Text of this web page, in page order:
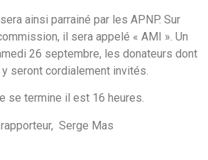
ainsi parrainé par les APNP. Sur
il sera appelé « AMI ». Un
26 septembre, les donateurs dont
seront cordialement invités.
se termine il est 16 heures.
Serge Mas